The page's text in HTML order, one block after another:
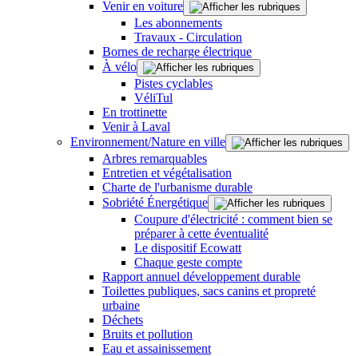
Venir en voiture
Les abonnements
Travaux - Circulation
Bornes de recharge électrique
À vélo
Pistes cyclables
VéliTul
En trottinette
Venir à Laval
Environnement/Nature en ville
Arbres remarquables
Entretien et végétalisation
Charte de l'urbanisme durable
Sobriété Énergétique
Coupure d'électricité : comment bien se
préparer à cette éventualité
Le dispositif Ecowatt
Chaque geste compte
Rapport annuel développement durable
Toilettes publiques, sacs canins et propreté
urbaine
Déchets
Bruits et pollution
Eau et assainissement